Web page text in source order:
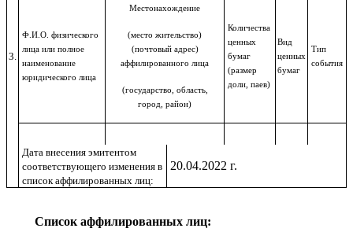
3.
Ф.И.О. физического
лица или полное
наименование
юридического лица
Местонахождение
(место жительство)
(почтовый адрес)
аффилированного лица
(государство, область,
город, район)
Количества
ценных
бумаг
(размер
доли, паев)
Вид
ценных
бумаг
Тип
события
Дата внесения эмитентом
соответствующего изменения в
список аффилированных лиц:
20.04.2022 г.
Список аффилированных лиц: